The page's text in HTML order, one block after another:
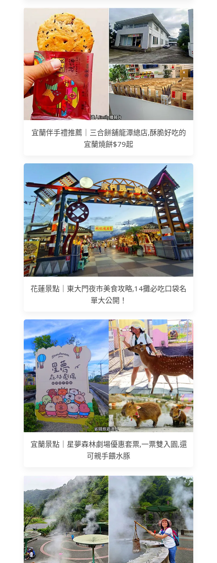
宜蘭伴手禮推薦｜三合餅舖龍潭總店,酥脆好吃的
宜蘭燒餅$79起
花蓮景點｜東大門夜市美食攻略,14攤必吃口袋名
單大公開！
宜蘭景點｜星夢森林劇場優惠套票,一票雙入園,還
可親手餵水豚